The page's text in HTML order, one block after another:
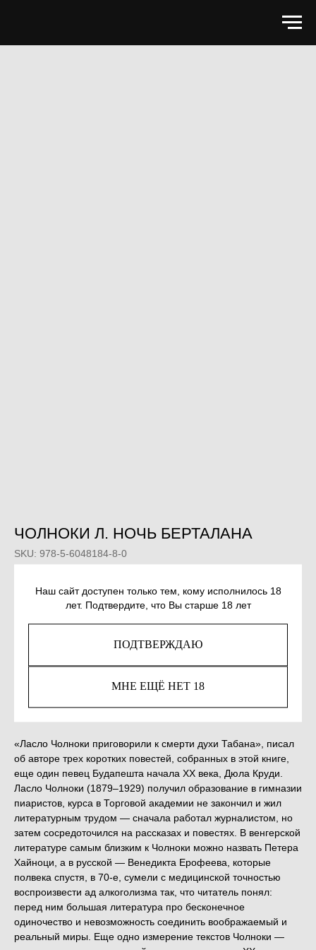
Наш сайт доступен только тем, кому исполнилось 18
лет. Подтвердите, что Вы старше 18 лет
ПОДТВЕРЖДАЮ
МНЕ ЕЩЁ НЕТ 18
ЧОЛНОКИ Л. НОЧЬ БЕРТАЛАНА
SKU: 978-5-6048184-8-0
КУПИТЬ
Незаконное потребление наркотических средств,
психотропных веществ, их аналогов причиняет вред
«Ласло Чолноки приговорили к смерти духи Табана», писал
об авторе трех коротких повестей, собранных в этой книге,
еще один певец Будапешта начала ХХ века, Дюла Круди.
Ласло Чолноки (1879–1929) получил образование в гимназии
пиаристов, курса в Торговой академии не закончил и жил
литературным трудом — сначала работал журналистом, но
затем сосредоточился на рассказах и повестях. В венгерской
литературе самым близким к Чолноки можно назвать Петера
Хайноци, а в русской — Венедикта Ерофеева, которые
полвека спустя, в 70-е, сумели с медицинской точностью
воспроизвести ад алкоголизма так, что читатель понял:
перед ним большая литература про бесконечное
одиночество и невозможность соединить воображаемый и
реальный миры. Еще одно измерение текстов Чолноки —